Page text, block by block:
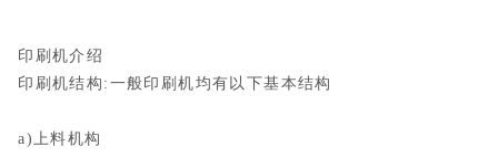
印刷机介绍
印刷机结构:一般印刷机均有以下基本结构
a)上料机构